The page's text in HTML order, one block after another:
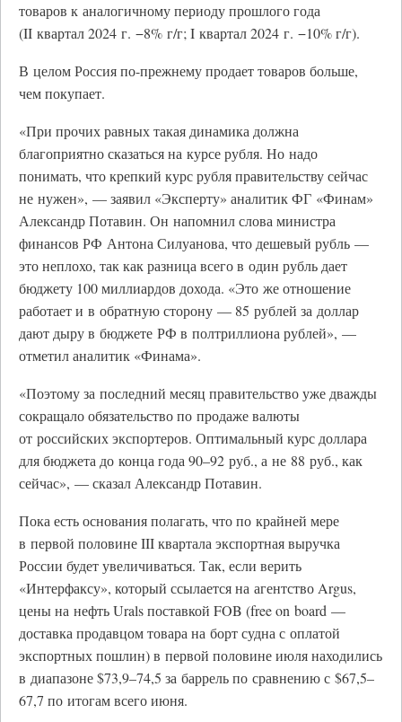
товаров к аналогичному периоду прошлого года
(II квартал 2024 г. −8% г/г; I квартал 2024 г. −10% г/г).
В целом Россия по-прежнему продает товаров больше,
чем покупает.
«При прочих равных такая динамика должна
благоприятно сказаться на курсе рубля. Но надо
понимать, что крепкий курс рубля правительству сейчас
не нужен», — заявил «Эксперту» аналитик ФГ «Финам»
Александр Потавин. Он напомнил слова министра
финансов РФ Антона Силуанова, что дешевый рубль —
это неплохо, так как разница всего в один рубль дает
бюджету 100 миллиардов дохода. «Это же отношение
работает и в обратную сторону — 85 рублей за доллар
дают дыру в бюджете РФ в полтриллиона рублей», —
отметил аналитик «Финама».
«Поэтому за последний месяц правительство уже дважды
сокращало обязательство по продаже валюты
от российских экспортеров. Оптимальный курс доллара
для бюджета до конца года 90–92 руб., а не 88 руб., как
сейчас», — сказал Александр Потавин.
Пока есть основания полагать, что по крайней мере
в первой половине III квартала экспортная выручка
России будет увеличиваться. Так, если верить
«Интерфаксу», который ссылается на агентство Argus,
цены на нефть Urals поставкой FOB (free on board —
доставка продавцом товара на борт судна с оплатой
экспортных пошлин) в первой половине июля находились
в диапазоне $73,9–74,5 за баррель по сравнению с $67,5–
67,7 по итогам всего июня.